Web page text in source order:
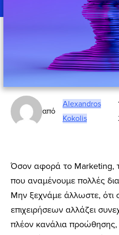
από
Alexandros
Kokolis
Όσον αφορά το Marketing,
που αναμένουμε πολλές
Μην ξεχνάμε άλλωστε, ότι
επιχειρήσεων αλλάζει
πλέον κανάλια